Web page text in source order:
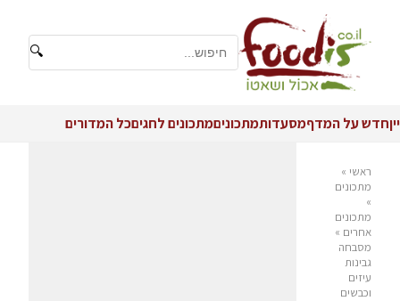
🔍
ייןחדש על המדףמסעדותמתכוניםמתכונים לחגיםכל המדורים
ראשי »
מתכונים
»
מתכונים
אחרים »
מסבחה
גבינות
עיזים
וכבשים